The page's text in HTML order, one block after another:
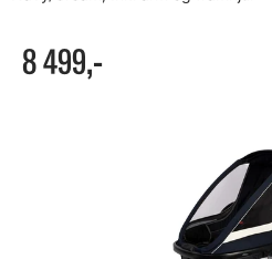
8 499,-